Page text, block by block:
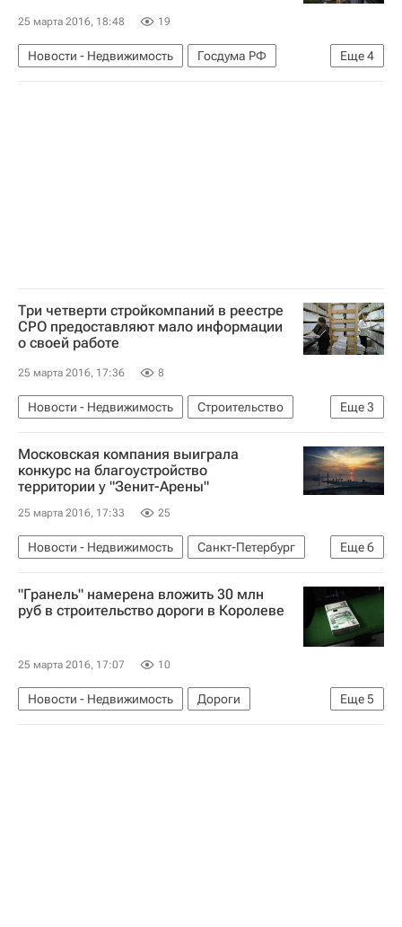
25 марта 2016, 18:48 19
Еще4
Новости - Недвижимость
Госдума РФ
Капремонт
Елена Николаева
Жилье
Три четверти стройкомпаний в реестре
СРО предоставляют мало информации
о своей работе
25 марта 2016, 17:36 8
Еще3
Новости - Недвижимость
Строительство
СРО
Развитие СРО в России Россия
Московская компания выиграла
конкурс на благоустройство
территории у "Зенит-Арены"
25 марта 2016, 17:33 25
Еще6
Новости - Недвижимость
Санкт-Петербург
Конкурсы
Стадионы
Благоустройство
Госзакупки
Инфраструктура Россия
"Гранель" намерена вложить 30 млн
руб в строительство дороги в Королеве
25 марта 2016, 17:07 10
Еще5
Новости - Недвижимость
Дороги
Инфраструктура
Строительство
Гранель